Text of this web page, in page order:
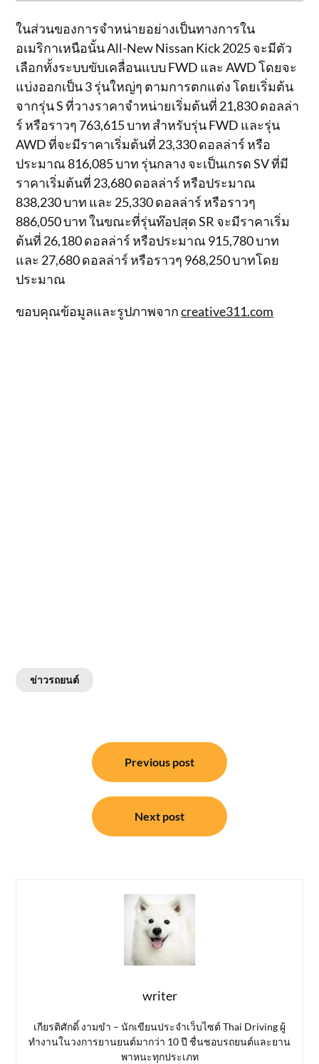
ในส่วนของการจำหน่ายอย่างเป็นทางการใน
อเมริกาเหนือนั้น All-New Nissan Kick 2025 จะมีตัว
เลือกทั้งระบบขับเคลื่อนแบบ FWD และ AWD โดยจะ
แบ่งออกเป็น 3 รุ่นใหญ่ๆ ตามการตกแต่ง โดยเริ่มต้น
จากรุ่น S ที่วางราคาจำหน่ายเริ่มต้นที่ 21,830 ดอลล่า
ร์ หรือราวๆ 763,615 บาท สำหรับรุ่น FWD และรุ่น
AWD ที่จะมีราคาเริ่มต้นที่ 23,330 ดอลล่าร์ หรือ
ประมาณ 816,085 บาท รุ่นกลาง จะเป็นเกรด SV ที่มี
ราคาเริ่มต้นที่ 23,680 ดอลล่าร์ หรือประมาณ
838,230 บาท และ 25,330 ดอลล่าร์ หรือราวๆ
886,050 บาท ในขณะที่รุ่นท๊อปสุด SR จะมีราคาเริ่ม
ต้นที่ 26,180 ดอลล่าร์ หรือประมาณ 915,780 บาท
และ 27,680 ดอลล่าร์ หรือราวๆ 968,250 บาทโดย
ประมาณ
ขอบคุณข้อมูลและรูปภาพจากcreative311.com
ข่าวรถยนต์
Previous post
Next post
writer
เกียรติศักดิ์ งามขำ – นักเขียนประจำเว็บไซต์ Thai Driving ผู้
ทำงานในวงการยานยนต์มากว่า 10 ปี ชื่นชอบรถยนต์และยาน
พาหนะทุกประเภท